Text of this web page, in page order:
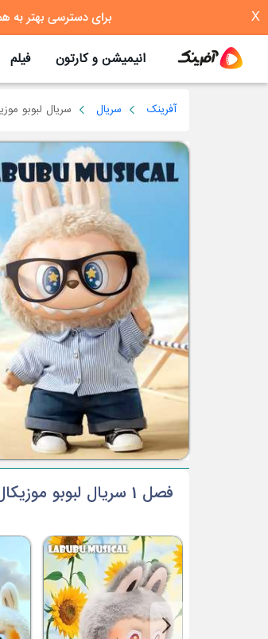
X
انیمیشن و کارتون فیلم
آفرینک سریال سریال لبوبو
فصل 1 سریال لبوبو موزیکال